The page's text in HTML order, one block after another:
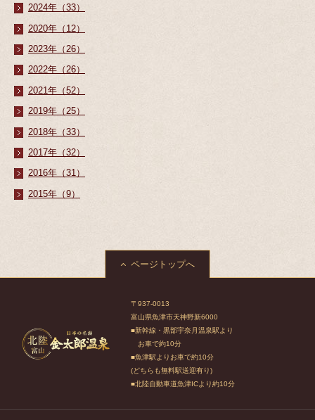
2024年（33）
2020年（12）
2023年（26）
2022年（26）
2021年（52）
2019年（25）
2018年（33）
2017年（32）
2016年（31）
2015年（9）
ページトップへ
〒937-0013
富山県魚津市天神野新6000
■新幹線・黒部宇奈月温泉駅より
お車で約10分
■魚津駅よりお車で約10分
(どちらも無料駅送迎有り)
■北陸自動車道魚津ICより約10分